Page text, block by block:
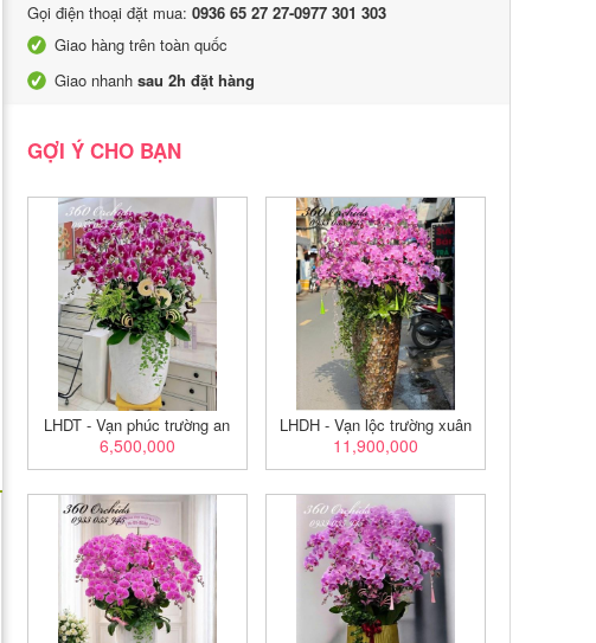
Gọi điện thoại đặt mua: 0936 65 27 27-0977 301 303
Giao hàng trên toàn quốc
Giao nhanh sau 2h đặt hàng
GỢI Ý CHO BẠN
LHDT - Vạn phúc trường an
6,500,000
LHDH - Vạn lộc trường xuân
11,900,000